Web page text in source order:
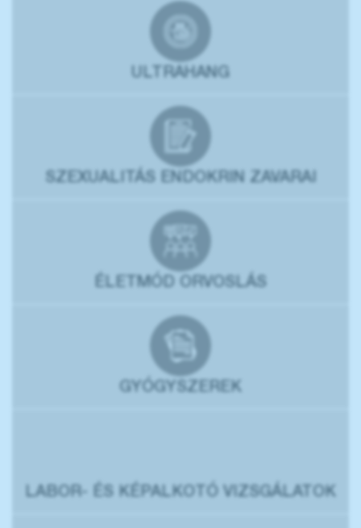
ULTRAHANG
SZEXUALITÁS ENDOKRIN ZAVARAI
ÉLETMÓD ORVOSLÁS
GYÓGYSZEREK
LABOR- ÉS KÉPALKOTÓ VIZSGÁLATOK